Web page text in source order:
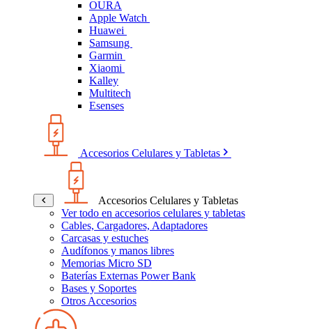
OURA
Apple Watch
Huawei
Samsung
Garmin
Xiaomi
Kalley
Multitech
Esenses
Accesorios Celulares y Tabletas
Accesorios Celulares y Tabletas
Ver todo en accesorios celulares y tabletas
Cables, Cargadores, Adaptadores
Carcasas y estuches
Audífonos y manos libres
Memorias Micro SD
Baterías Externas Power Bank
Bases y Soportes
Otros Accesorios